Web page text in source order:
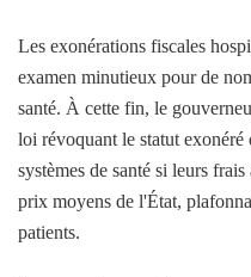
Les exonérations fiscales
examen minutieux pour de
santé. À cette fin, le
loi révoquant le statut
systèmes de santé si leurs
prix moyens de l'État,
patients.